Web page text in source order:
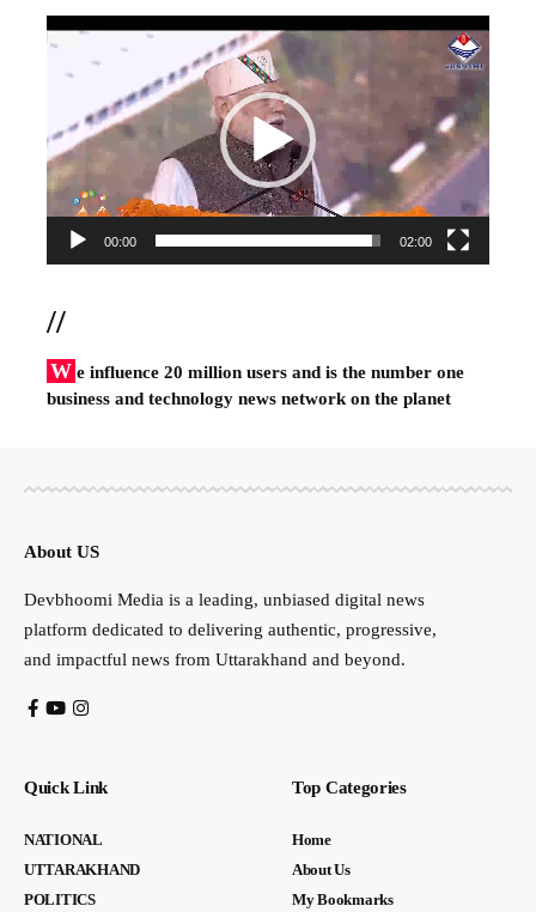
Video
00:00 02:00
//
W e influence 20 million users and is the number one
business and technology news network on the planet
About US
Devbhoomi Media is a leading, unbiased digital news
platform dedicated to delivering authentic, progressive,
and impactful news from Uttarakhand and beyond.
Quick Link
NATIONAL
UTTARAKHAND
POLITICS
Top Categories
Home
About Us
My Bookmarks